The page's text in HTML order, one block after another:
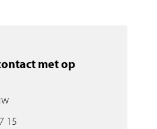
met op
15